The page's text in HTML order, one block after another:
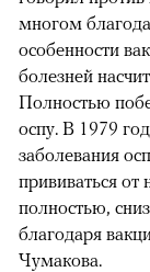
многом
особенности
болезней
Полностью
оспу. В 1979
заболевания
прививаться от
полностью,
благодаря
Чумакова.